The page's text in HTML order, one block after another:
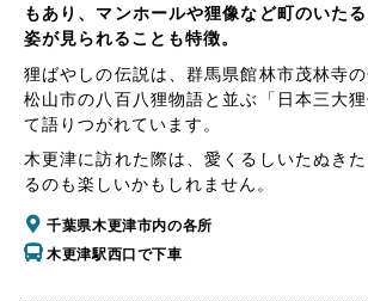
もあり、マンホールや狸像など町のいた
姿が見られることも特徴。
狸ばやしの伝説は、群馬県館林市茂林寺
松山市の八百八狸物語と並ぶ「日本三大
て語りつがれています。
木更津に訪れた際は、愛くるしいたぬき
るのも楽しいかもしれません。
千葉県木更津市内の各所
木更津駅西口で下車